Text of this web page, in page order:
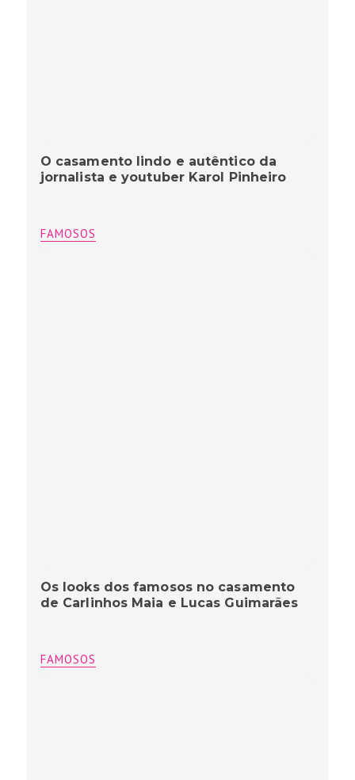
O casamento lindo e autêntico da
jornalista e youtuber Karol Pinheiro
FAMOSOS
Os looks dos famosos no casamento
de Carlinhos Maia e Lucas Guimarães
FAMOSOS